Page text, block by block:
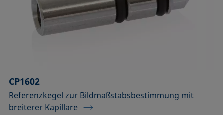
CP1602
Referenzkegel zur Bildmaßstabsbestimmung mit
breiterer Kapillare